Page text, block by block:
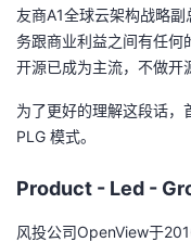
播
活
动
的
关
注
我
的
开
者
我
的
我
支
友商A1全球云架构战略副
务跟商业利益之间有任何
开源已成为主流，不做开
为了更好的理解这段话，
PLG 模式。
Product - Led -
风投公司OpenView于